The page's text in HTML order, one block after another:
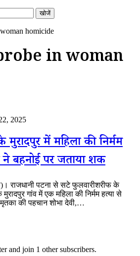
खोजें
homicide
in woman
2025
मुरादपुर में महिला की निर्मम
ने बहनोई पर जताया शक
राजधानी पटना से सटे फुलवारीशरीफ के
मुरादपुर गांव में एक महिला की निर्मम हत्या से
की पहचान शोभा देवी,…
and join 1 other subscribers.